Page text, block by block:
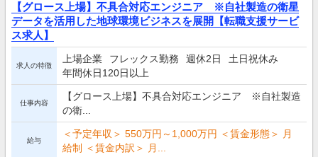
【グロース上場】不具合対応エンジニア ※自社製造の衛星
データを活用した地球環境ビジネスを展開【転職支援サービ
ス求人】
求人の特徴
上場企業 フレックス勤務 週休2日
土日祝休み
年間休日120日以上
仕事内容
【グロース上場】不具合対応エンジニア ※自社製造
の衛...
給与
＜予定年収＞ 550万円～1,000万円 ＜賃金形態＞ 月
給制 ＜賃金内訳＞ 月...